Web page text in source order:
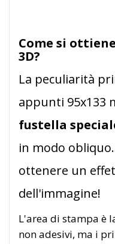
Come si
3D?
La peculiarità
appunti 95x133
fustella
in modo
ottenere un
dell'immagine!
L'area di stampa è
non adesivi, ma i